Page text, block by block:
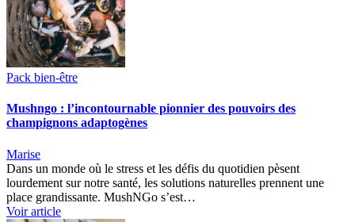
Pack bien-être
Mushngo : l’incontournable pionnier des pouvoirs des
champignons adaptogènes
Marise
Dans un monde où le stress et les défis du quotidien pèsent
lourdement sur notre santé, les solutions naturelles prennent une
place grandissante. MushNGo s’est…
Voir article